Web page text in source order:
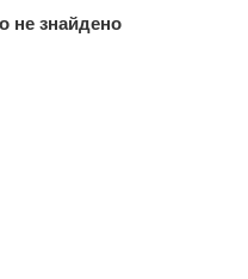
не знайдено